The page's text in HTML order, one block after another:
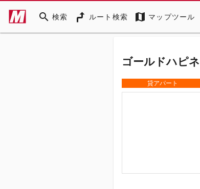
search 検索 ルート検索 map マップツール
ゴールドハピ
貸アパート